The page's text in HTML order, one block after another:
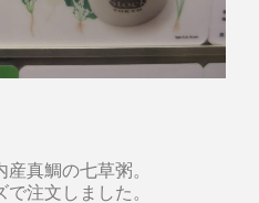
真鯛の七草粥。
注文しました。